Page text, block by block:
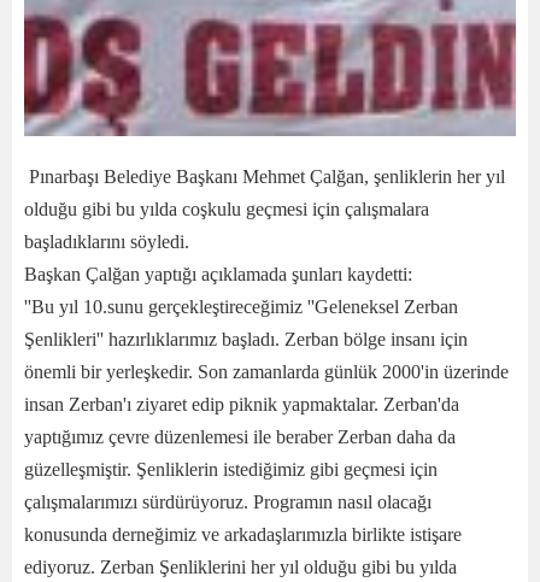
Pınarbaşı Belediye Başkanı Mehmet Çalğan, şenliklerin her yıl
olduğu gibi bu yılda coşkulu geçmesi için çalışmalara
başladıklarını söyledi.
Başkan Çalğan yaptığı açıklamada şunları kaydetti:
''Bu yıl 10.sunu gerçekleştireceğimiz ''Geleneksel Zerban
Şenlikleri'' hazırlıklarımız başladı. Zerban bölge insanı için
önemli bir yerleşkedir. Son zamanlarda günlük 2000'in üzerinde
insan Zerban'ı ziyaret edip piknik yapmaktalar. Zerban'da
yaptığımız çevre düzenlemesi ile beraber Zerban daha da
güzelleşmiştir. Şenliklerin istediğimiz gibi geçmesi için
çalışmalarımızı sürdürüyoruz. Programın nasıl olacağı
konusunda derneğimiz ve arkadaşlarımızla birlikte istişare
ediyoruz. Zerban Şenliklerini her yıl olduğu gibi bu yılda